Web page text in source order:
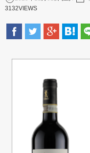
3132VIEWS